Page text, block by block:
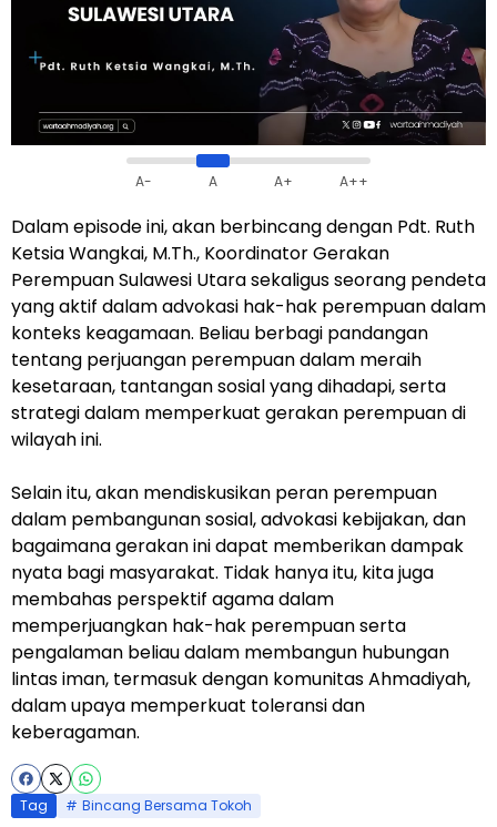
A- A A+ A++
Dalam episode ini, akan berbincang dengan Pdt. Ruth
Ketsia Wangkai, M.Th., Koordinator Gerakan
Perempuan Sulawesi Utara sekaligus seorang pendeta
yang aktif dalam advokasi hak-hak perempuan dalam
konteks keagamaan. Beliau berbagi pandangan
tentang perjuangan perempuan dalam meraih
kesetaraan, tantangan sosial yang dihadapi, serta
strategi dalam memperkuat gerakan perempuan di
wilayah ini.
Selain itu, akan mendiskusikan peran perempuan
dalam pembangunan sosial, advokasi kebijakan, dan
bagaimana gerakan ini dapat memberikan dampak
nyata bagi masyarakat. Tidak hanya itu, kita juga
membahas perspektif agama dalam
memperjuangkan hak-hak perempuan serta
pengalaman beliau dalam membangun hubungan
lintas iman, termasuk dengan komunitas Ahmadiyah,
dalam upaya memperkuat toleransi dan
keberagaman.
Tag Bincang Bersama Tokoh